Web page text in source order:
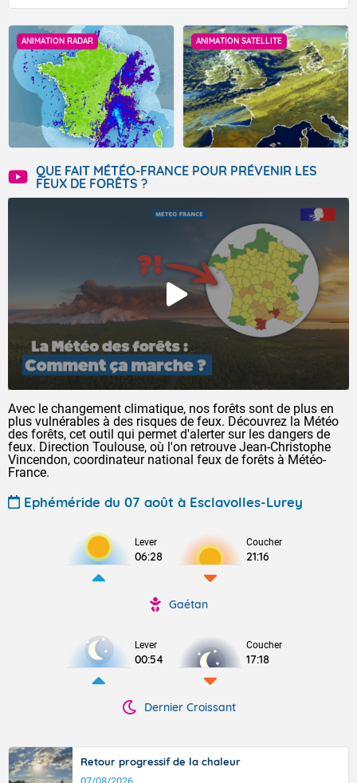
ANIMATION RADAR ANIMATION SATELLITE
QUE FAIT MÉTÉO-FRANCE POUR PRÉVENIR LES
FEUX DE FORÊTS ?
Avec le changement climatique, nos forêts sont de plus en
plus vulnérables à des risques de feux. Découvrez la Météo
des forêts, cet outil qui permet d'alerter sur les dangers de
feux. Direction Toulouse, où l'on retrouve Jean-Christophe
Vincendon, coordinateur national feux de forêts à Météo-
France.
Ephéméride du 07 août à Esclavolles-Lurey
Lever
06:28
Coucher
21:16
Gaétan
Lever
00:54
Coucher
17:18
Dernier Croissant
Retour progressif de la chaleur